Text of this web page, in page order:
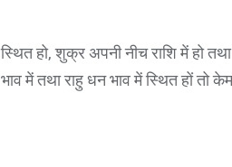
हो, शुक्र अपनी नीच राशि में हो
में तथा राहु धन भाव में स्थित हों तो